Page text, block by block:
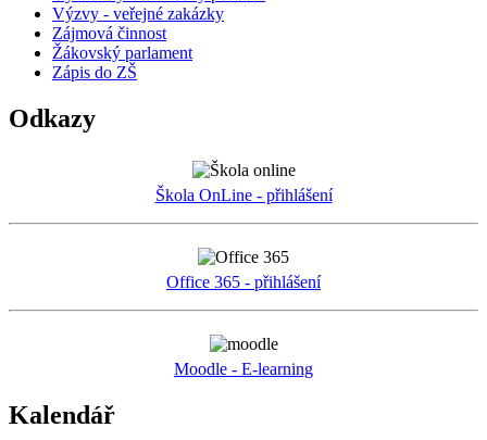
Výzvy - veřejné zakázky
Zájmová činnost
Žákovský parlament
Zápis do ZŠ
Odkazy
Škola OnLine - přihlášení
Office 365 - přihlášení
Moodle - E-learning
Kalendář